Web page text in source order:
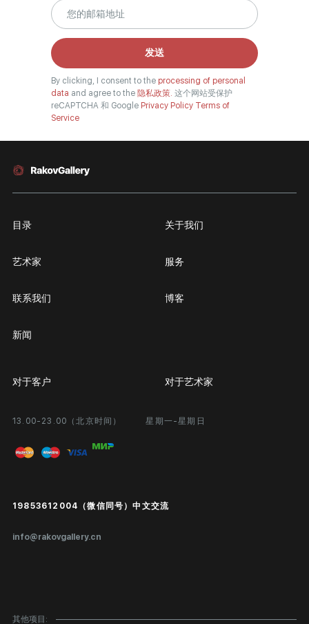
Rakov
special
发送
By clicking, I consent to the processing of personal
data and agree to the 隐私政策. 这个网站受保护
reCAPTCHA 和 Google Privacy Policy Terms of
Service
13.00-23.00（北京时间） 星期一-星期日
info@rakovgallery.cn
19853612004（微信同号）中文交流
目录
艺术家
联系我们
新闻
关于我们
服务
博客
其他项目:
对于客户
个人专区
问题和回答问题
Public offer
真品证书
对于艺术家
合作
画廊展览